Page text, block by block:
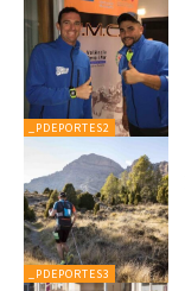
_PDEPORTES2
_PDEPORTES3